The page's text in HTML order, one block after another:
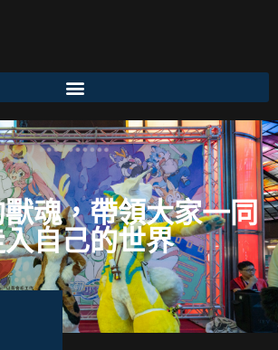
魂，帶領大家一同
自己的世界